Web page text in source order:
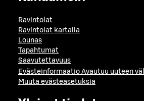
Ravintolat
Ravintolat kartalla
Lounas
Tapahtumat
Saavutettavuus
Evästeinformaatio Avautuu uuteen
Muuta evästeasetuksia